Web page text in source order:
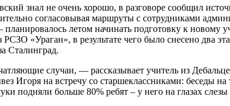
знал не очень хорошо, в разговоре сообщил
согласовывая маршруты с сотрудниками
планировалось летом начинать подготовку к
«Ураган», в результате чего было снесено
Сталинград.
случаи, — рассказывает учитель из
Игоря на встречу со старшеклассниками: беседы
подняли больше 80% ребят – у него на глазах